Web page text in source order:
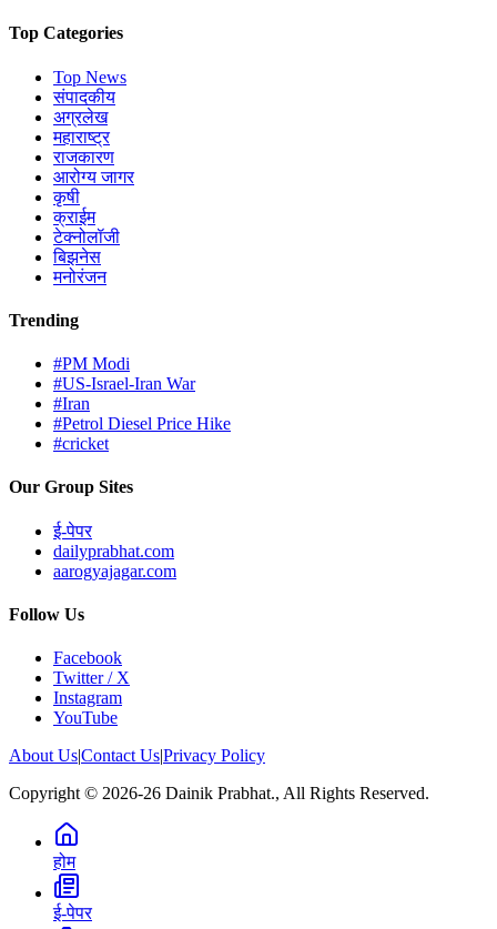
Top Categories
Top News
संपादकीय
अग्रलेख
महाराष्ट्र
राजकारण
आरोग्य जागर
कृषी
क्राईम
टेक्नोलॉजी
बिझनेस
मनोरंजन
Trending
#PM Modi
#US-Israel-Iran War
#Iran
#Petrol Diesel Price Hike
#cricket
Our Group Sites
ई-पेपर
dailyprabhat.com
aarogyajagar.com
Follow Us
Facebook
Twitter / X
Instagram
YouTube
About Us|Contact Us|Privacy Policy
Copyright © 2026-26 Dainik Prabhat., All Rights Reserved.
होम
ई-पेपर